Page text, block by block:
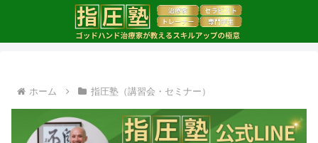
ホーム 指圧塾（講習会・セミナー）